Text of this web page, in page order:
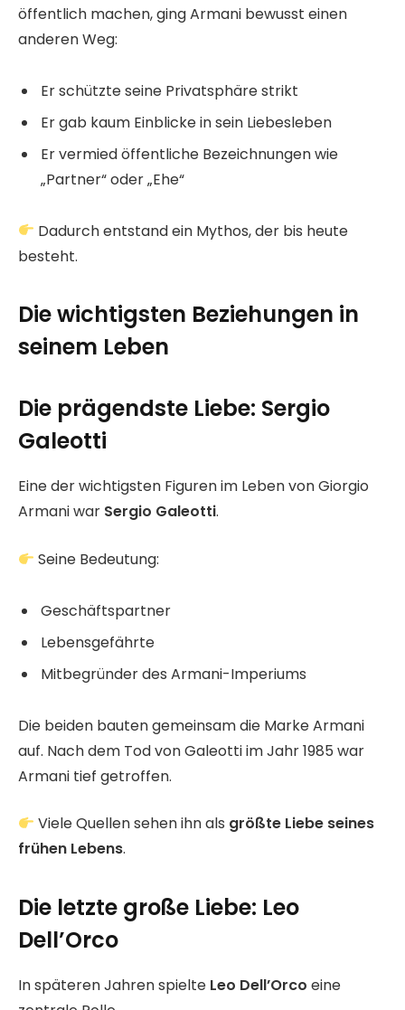
öffentlich machen, ging Armani bewusst einen
anderen Weg:
Er schützte seine Privatsphäre strikt
Er gab kaum Einblicke in sein Liebesleben
Er vermied öffentliche Bezeichnungen wie
„Partner“ oder „Ehe“
Dadurch entstand ein Mythos, der bis heute
besteht.
Die wichtigsten Beziehungen in
seinem Leben
Die prägendste Liebe: Sergio
Galeotti
Eine der wichtigsten Figuren im Leben von Giorgio
Armani war Sergio Galeotti.
Seine Bedeutung:
Geschäftspartner
Lebensgefährte
Mitbegründer des Armani-Imperiums
Die beiden bauten gemeinsam die Marke Armani
auf. Nach dem Tod von Galeotti im Jahr 1985 war
Armani tief getroffen.
Viele Quellen sehen ihn als größte Liebe seines
frühen Lebens.
Die letzte große Liebe: Leo
Dell’Orco
In späteren Jahren spielte Leo Dell’Orco eine